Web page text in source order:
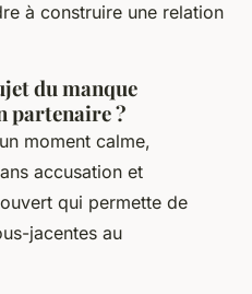
à construire une relation
du manque
partenaire ?
moment calme,
accusation et
qui permette de
jacentes au